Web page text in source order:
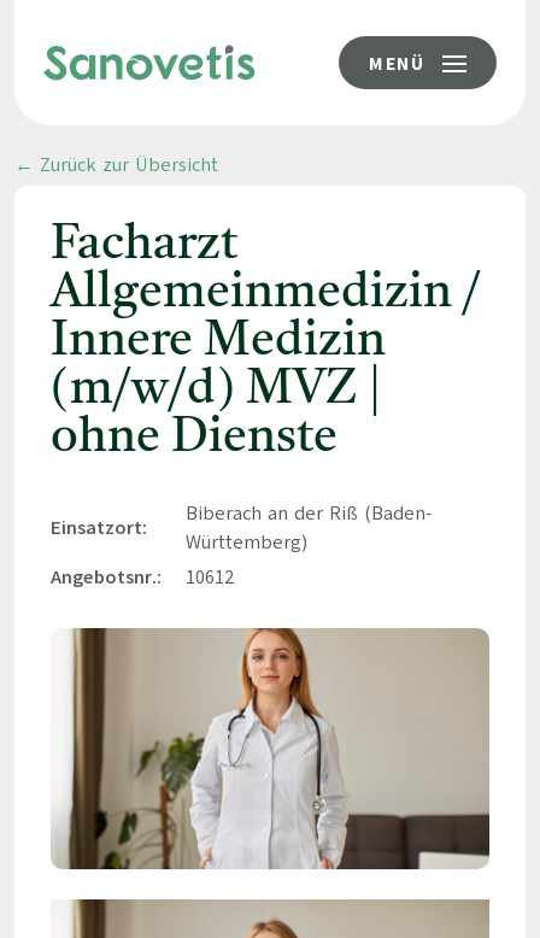
MENÜ
← Zurück zur Übersicht
Facharzt
Allgemeinmedizin /
Innere Medizin
(m/w/d) MVZ |
ohne Dienste
Einsatzort:
Biberach an der Riß (Baden-
Württemberg)
Angebotsnr.:
10612